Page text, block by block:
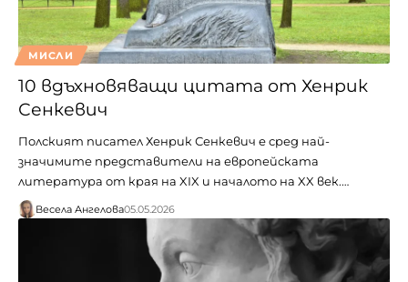
МИСЛИ
10 вдъхновяващи цитата от Хенрик
Сенкевич
Полският писател Хенрик Сенкевич е сред най-
значимите представители на европейската
литература от края на XIX и началото на XX век.…
Весела Ангелова05.05.2026